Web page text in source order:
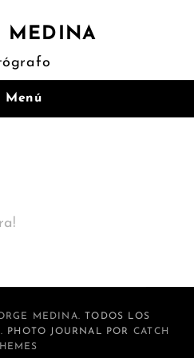
MEDINA
Menú
MEDINA. TODOS LOS
PHOTO JOURNAL POR CATCH